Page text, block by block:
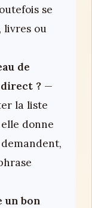
se
livres ou
de
? —
la liste
donne
un bon